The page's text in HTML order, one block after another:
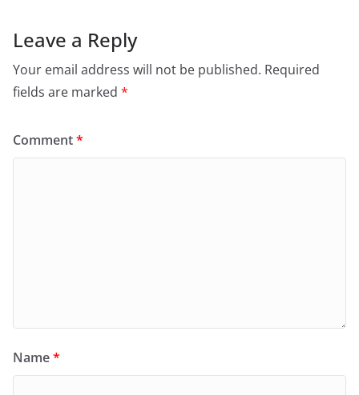
Leave a Reply
Your email address will not be published. Required
fields are marked *
Comment*
Name*